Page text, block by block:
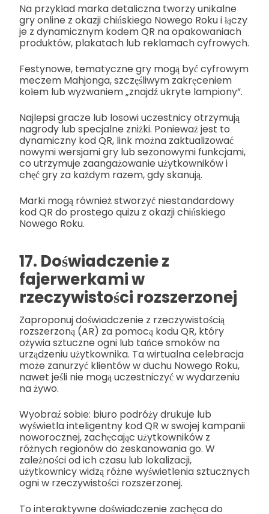
Na przykład marka detaliczna tworzy unikalne
gry online z okazji chińskiego Nowego Roku i łączy
je z dynamicznym kodem QR na opakowaniach
produktów, plakatach lub reklamach cyfrowych.
Festynowe, tematyczne gry mogą być cyfrowym
meczem Mahjonga, szczęśliwym zakręceniem
kołem lub wyzwaniem „znajdź ukryte lampiony”.
Najlepsi gracze lub losowi uczestnicy otrzymują
nagrody lub specjalne zniżki. Ponieważ jest to
dynamiczny kod QR, link można zaktualizować
nowymi wersjami gry lub sezonowymi funkcjami,
co utrzymuje zaangażowanie użytkowników i
chęć gry za każdym razem, gdy skanują.
Marki mogą również stworzyć niestandardowy
kod QR do prostego quizu z okazji chińskiego
Nowego Roku.
17. Doświadczenie z
fajerwerkami w
rzeczywistości rozszerzonej
Zaproponuj doświadczenie z rzeczywistością
rozszerzoną (AR) za pomocą kodu QR, który
ożywia sztuczne ogni lub tańce smoków na
urządzeniu użytkownika. Ta wirtualna celebracja
może zanurzyć klientów w duchu Nowego Roku,
nawet jeśli nie mogą uczestniczyć w wydarzeniu
na żywo.
Wyobraź sobie: biuro podróży drukuje lub
wyświetla inteligentny kod QR w swojej kampanii
noworocznej, zachęcając użytkowników z
różnych regionów do zeskanowania go. W
zależności od ich czasu lub lokalizacji,
użytkownicy widzą różne wyświetlenia sztucznych
ogni w rzeczywistości rozszerzonej.
To interaktywne doświadczenie zachęca do